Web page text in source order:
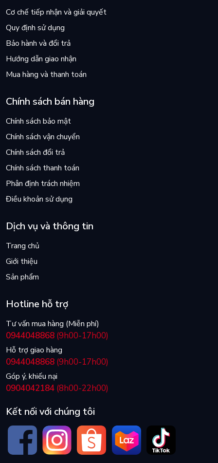
Cơ chế tiếp nhận và giải quyết
Quy định sử dụng
Bảo hành và đổi trả
Hướng dẫn giao nhận
Mua hàng và thanh toán
Chính sách bán hàng
Chính sách bảo mật
Chính sách vận chuyển
Chính sách đổi trả
Chính sách thanh toán
Phân định trách nhiệm
Điều khoản sử dụng
Dịch vụ và thông tin
Trang chủ
Giới thiệu
Sản phẩm
Hotline hỗ trợ
Tư vấn mua hàng (Miễn phí)
0944048868 (9h00-17h00)
Hỗ trợ giao hàng
0944048868 (9h00-17h00)
Góp ý, khiếu nại
0904042184 (8h00-22h00)
Kết nối với chúng tôi